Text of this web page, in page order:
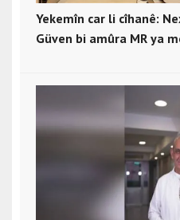
Yekemîn car li cîhanê:
Güven bi amûra MR ya